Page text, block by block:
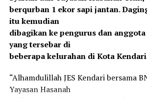
berqurban 1 ekor sapi jantan.
itu kemudian
dibagikan ke pengurus dan anggota
yang tersebar di
beberapa kelurahan di Kota
“Alhamdulillah JES Kendari bersama
Yayasan Hasanah